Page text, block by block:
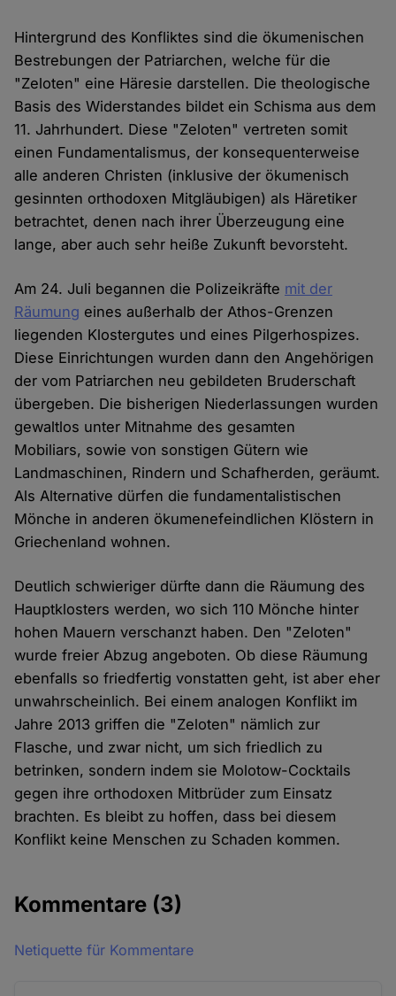
Hintergrund des Konfliktes sind die ökumenischen
Bestrebungen der Patriarchen, welche für die
"Zeloten" eine Häresie darstellen. Die theologische
Basis des Widerstandes bildet ein Schisma aus dem
11. Jahrhundert. Diese "Zeloten" vertreten somit
einen Fundamentalismus, der konsequenterweise
alle anderen Christen (inklusive der ökumenisch
gesinnten orthodoxen Mitgläubigen) als Häretiker
betrachtet, denen nach ihrer Überzeugung eine
lange, aber auch sehr heiße Zukunft bevorsteht.
Am 24. Juli begannen die Polizeikräfte mit der
Räumung eines außerhalb der Athos-Grenzen
liegenden Klostergutes und eines Pilgerhospizes.
Diese Einrichtungen wurden dann den Angehörigen
der vom Patriarchen neu gebildeten Bruderschaft
übergeben. Die bisherigen Niederlassungen wurden
gewaltlos unter Mitnahme des gesamten
Mobiliars, sowie von sonstigen Gütern wie
Landmaschinen, Rindern und Schafherden, geräumt.
Als Alternative dürfen die fundamentalistischen
Mönche in anderen ökumenefeindlichen Klöstern in
Griechenland wohnen.
Deutlich schwieriger dürfte dann die Räumung des
Hauptklosters werden, wo sich 110 Mönche hinter
hohen Mauern verschanzt haben. Den "Zeloten"
wurde freier Abzug angeboten. Ob diese Räumung
ebenfalls so friedfertig vonstatten geht, ist aber eher
unwahrscheinlich. Bei einem analogen Konflikt im
Jahre 2013 griffen die "Zeloten" nämlich zur
Flasche, und zwar nicht, um sich friedlich zu
betrinken, sondern indem sie Molotow-Cocktails
gegen ihre orthodoxen Mitbrüder zum Einsatz
brachten. Es bleibt zu hoffen, dass bei diesem
Konflikt keine Menschen zu Schaden kommen.
Kommentare (3)
Netiquette für Kommentare